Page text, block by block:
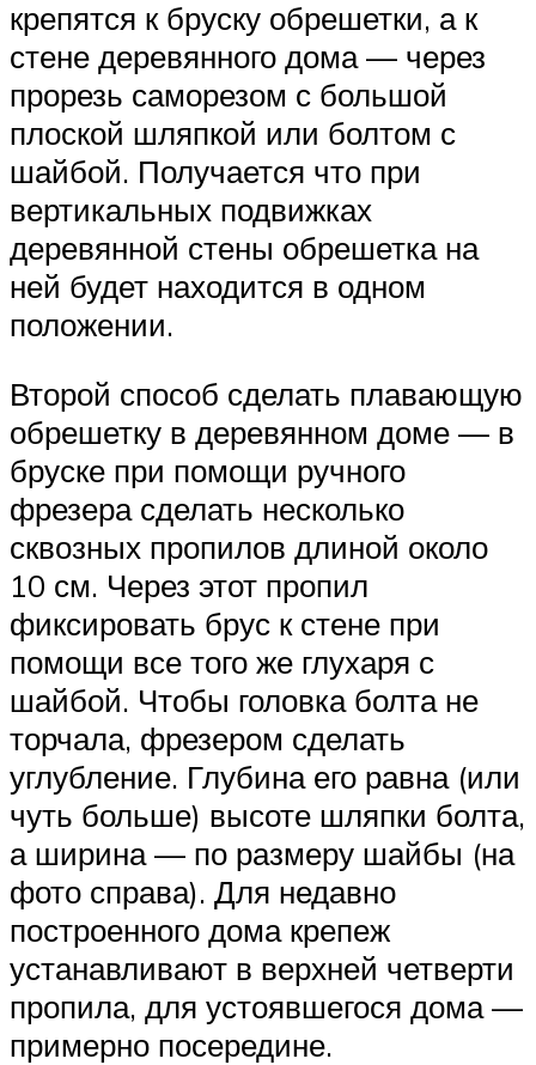
крепятся к бруску обрешетки, а к
стене деревянного дома — через
прорезь саморезом с большой
плоской шляпкой или болтом с
шайбой. Получается что при
вертикальных подвижках
деревянной стены обрешетка на
ней будет находится в одном
положении.
Второй способ сделать плавающую
обрешетку в деревянном доме — в
бруске при помощи ручного
фрезера сделать несколько
сквозных пропилов длиной около
10 см. Через этот пропил
фиксировать брус к стене при
помощи все того же глухаря с
шайбой. Чтобы головка болта не
торчала, фрезером сделать
углубление. Глубина его равна (или
чуть больше) высоте шляпки болта,
а ширина — по размеру шайбы (на
фото справа). Для недавно
построенного дома крепеж
устанавливают в верхней четверти
пропила, для устоявшегося дома —
примерно посередине.